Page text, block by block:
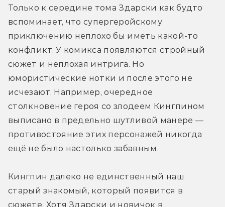
Только к середине тома Здарски как будто
вспоминает, что супергеройскому
приключению неплохо бы иметь какой-то
конфликт. У комикса появляются стройный
сюжет и неплохая интрига. Но
юмористические нотки и после этого не
исчезают. Например, очередное
столкновение героя со злодеем Кингпином
выписано в предельно шутливой манере —
противостояние этих персонажей никогда
ещё не было настолько забавным.
Кингпин далеко не единственный наш
старый знакомый, который появится в
сюжете. Хотя Здарски и новичок в